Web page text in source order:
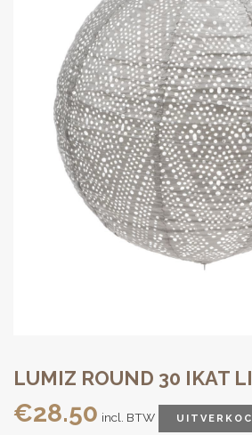
LUMIZ ROUND 30 IKAT
€28.50 incl. BTW